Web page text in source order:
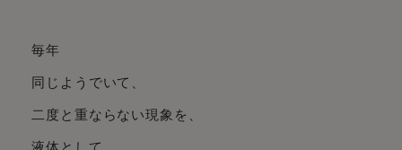
毎年
同じようでいて、
二度と重ならない現象を、